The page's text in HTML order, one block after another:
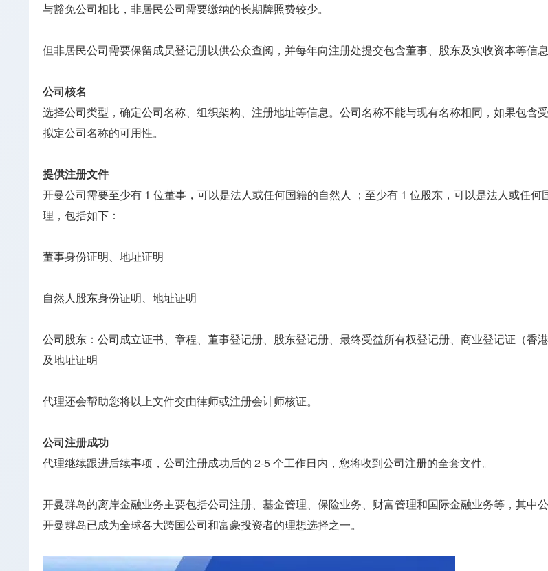
与豁免公司相比，非居民公司需要缴纳的长期牌照费较少。
但非居民公司需要保留成员登记册以供公众查阅，并每年向注册处提交包含董事、股东及实收资本等信
公司核名
选择公司类型，确定公司名称、组织架构、注册地址等信息。公司名称不能与现有名称相同，如果包
拟定公司名称的可用性。
提供注册文件
开曼公司需要至少有 1 位董事，可以是法人或任何国籍的自然人 ；至少有 1 位股东，可以是法人或任
理，包括如下：
董事身份证明、地址证明
自然人股东身份证明、地址证明
公司股东：公司成立证书、章程、董事登记册、股东登记册、最终受益所有权登记册、商业登记证（
及地址证明
代理还会帮助您将以上文件交由律师或注册会计师核证。
公司注册成功
代理继续跟进后续事项，公司注册成功后的 2-5 个工作日内，您将收到公司注册的全套文件。
开曼群岛的离岸金融业务主要包括公司注册、基金管理、保险业务、财富管理和国际金融业务等，其中
开曼群岛已成为全球各大跨国公司和富豪投资者的理想选择之一。